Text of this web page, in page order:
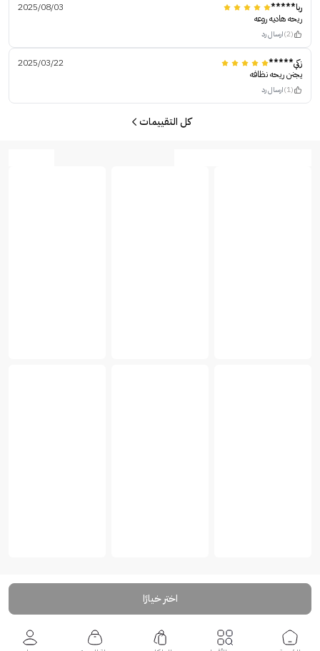
ربا*****
2025/08/03
ريحه هاديه روعه
(2) ارسال رد
زكي*****
2025/03/22
يجنن ريحه نظافه
(1) ارسال رد
كل التقييمات
اختر خيارًا